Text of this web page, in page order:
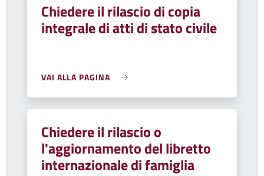
Chiedere il rilascio di copia
integrale di atti di stato civile
VAI ALLA PAGINA
Chiedere il rilascio o
l'aggiornamento del libretto
internazionale di famiglia